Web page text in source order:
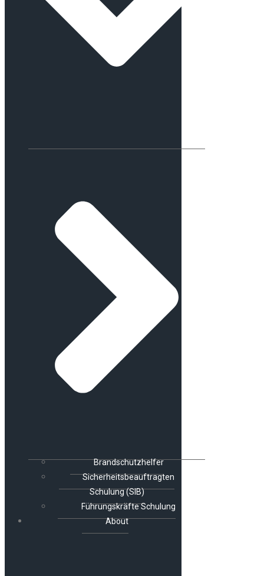
Brandschutzhelfer
Sicherheitsbeauftragten
Schulung (SIB)
Führungskräfte Schulung
About